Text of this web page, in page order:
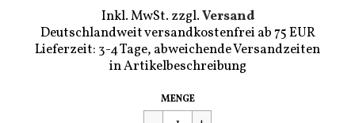
Inkl. MwSt. zzgl.Versand
Deutschlandweit versandkostenfrei ab 75 EUR
Lieferzeit: 3-4 Tage, abweichende Versandzeiten
in Artikelbeschreibung
Regulärer
Preis
€18,00
MENGE